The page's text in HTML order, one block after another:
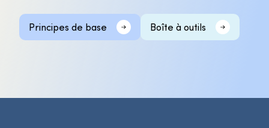
Principes de base Boîte à outils